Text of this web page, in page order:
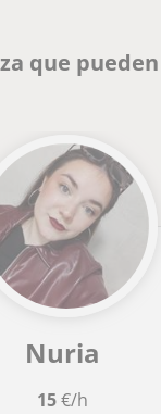
que
Nuria
15€/h